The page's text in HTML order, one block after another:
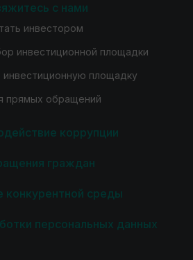
с нами
инвестором
инвестиционной площадки
площадку
прямых обращений
коррупции
граждан
конкурентной среды
персональных данных